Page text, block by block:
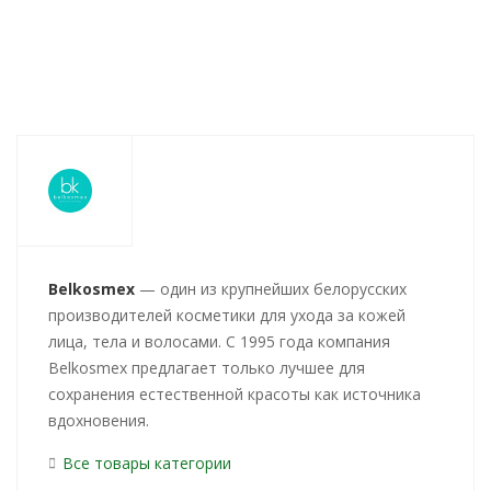
Belkosmex — один из крупнейших белорусских
производителей косметики для ухода за кожей
лица, тела и волосами. С 1995 года компания
Belkosmex предлагает только лучшее для
сохранения естественной красоты как источника
вдохновения.
Все товары категории